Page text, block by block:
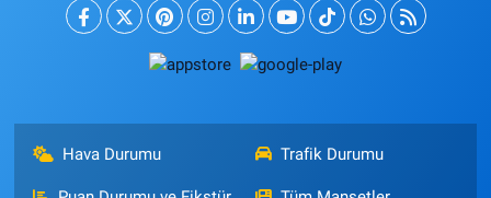
Hava Durumu Trafik Durumu